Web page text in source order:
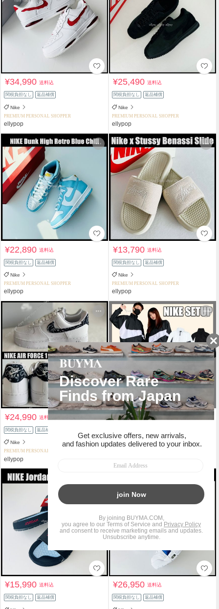
¥34,990送料込
関税負担なし 返品補償
Nike
PREMIUM PERSONAL SHOPPER
ellypop
¥25,490送料込
関税負担なし 返品補償
Nike
PREMIUM PERSONAL SHOPPER
ellypop
¥22,890送料込
関税負担なし 返品補償
Nike
PREMIUM PERSONAL SHOPPER
ellypop
¥13,790送料込
関税負担なし 返品補償
Nike
PREMIUM PERSONAL SHOPPER
ellypop
¥24,990送料込
関税負担なし 返品補償
Nike
PREMIUM PERSONAL SHOPPER
ellypop
¥34,990 送料込
Nike
¥15,990送料込
関税負担なし 返品補償
¥26,950送料込
関税負担なし 返品補償